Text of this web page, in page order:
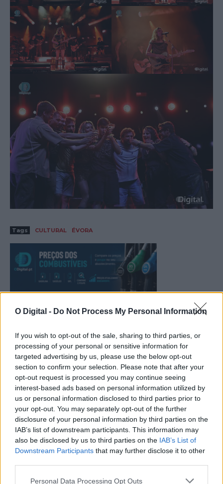
O Digital - Do Not Process My Personal Information
If you wish to opt-out of the sale, sharing to third parties, or
processing of your personal or sensitive information for
targeted advertising by us, please use the below opt-out
section to confirm your selection. Please note that after your
opt-out request is processed you may continue seeing
interest-based ads based on personal information utilized by
us or personal information disclosed to third parties prior to
your opt-out. You may separately opt-out of the further
disclosure of your personal information by third parties on the
IAB’s list of downstream participants. This information may
also be disclosed by us to third parties on the IAB’s List of
Downstream Participants that may further disclose it to other
Personal Data Processing Opt Outs
Tags CULTURAL ÉVORA